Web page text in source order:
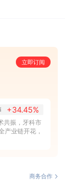
立即订阅
+34.45%
共振，牙科市
产业链开花，
商务合作